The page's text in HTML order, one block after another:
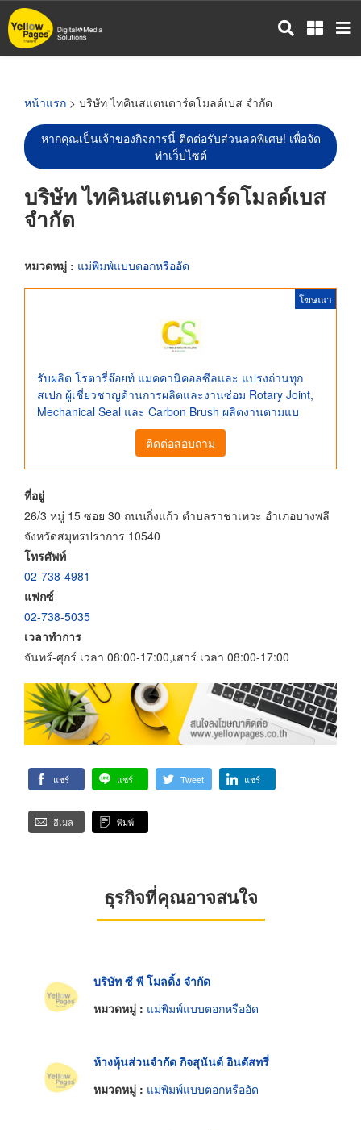
ข้าม
ไป
หน้าแรก > บริษัท ไทคินสแตนดาร์ดโมลด์เบส จำกัด
หากคุณเป็นเจ้าของกิจการนี้ ติดต่อรับส่วนลดพิเศษ! เพื่อจัด
ทำเว็บไซต์
บริษัท ไทคินสแตนดาร์ดโมลด์เบส
จำกัด
หมวดหมู่ : แม่พิมพ์แบบตอกหรืออัด
โฆษณา
รับผลิต โรตารี่จ๊อยท์ แมคคานิคอลซีลและ แปรงถ่านทุก
สเปก ผู้เชี่ยวชาญด้านการผลิตและงานซ่อม Rotary Joint,
Mechanical Seal และ Carbon Brush ผลิตงานตามแบ
ติดต่อสอบถาม
ที่อยู่
26/3 หมู่ 15 ซอย 30 ถนนกิ่งแก้ว ตำบลราชาเทวะ อำเภอบางพลี
จังหวัดสมุทรปราการ 10540
โทรศัพท์
02-738-4981
แฟกซ์
02-738-5035
เวลาทำการ
จันทร์-ศุกร์ เวลา 08:00-17:00,เสาร์ เวลา 08:00-17:00
แชร์ แชร์ Tweet แชร์
อีเมล พิมพ์
ธุรกิจที่คุณอาจสนใจ
บริษัท ซี พี โมลดิ้ง จำกัด
หมวดหมู่ : แม่พิมพ์แบบตอกหรืออัด
ห้างหุ้นส่วนจำกัด กิจสุนันต์ อินดัสทรี่
หมวดหมู่ : แม่พิมพ์แบบตอกหรืออัด